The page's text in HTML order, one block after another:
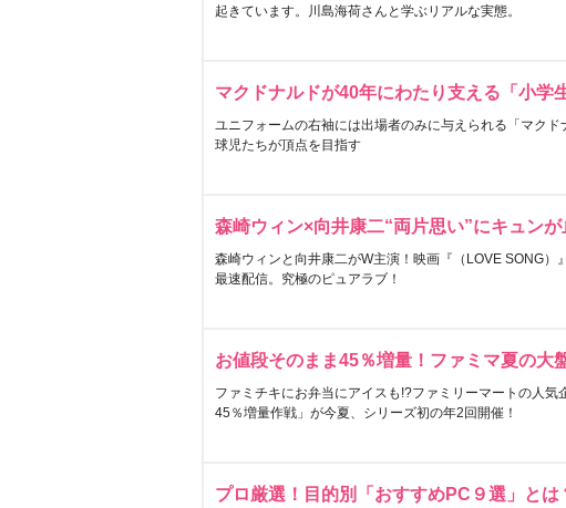
起きています。川島海荷さんと学ぶリアルな実態。
マクドナルドが40年にわたり支える「小学
ユニフォームの右袖には出場者のみに与えられる「マク
球児たちが頂点を目指す
森崎ウィン×向井康二“両片思い”にキュンが
森崎ウィンと向井康二がW主演！映画『（LOVE SONG）
最速配信。究極のピュアラブ！
お値段そのまま45％増量！ファミマ夏の大
ファミチキにお弁当にアイスも!?ファミリーマートの人気
45％増量作戦」が今夏、シリーズ初の年2回開催！
プロ厳選！目的別「おすすめPC９選」とは